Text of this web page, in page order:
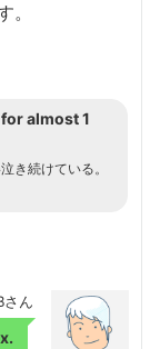
。
almost 1
き続けている。
さん